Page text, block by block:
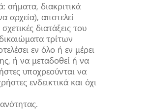
σήματα, διακριτικά
αρχεία), αποτελεί
διατάξεις του
τρίτων
εν όλο ή εν μέρει
ή να μεταδοθεί ή να
υποχρεούνται να
ενδεικτικά και όχι